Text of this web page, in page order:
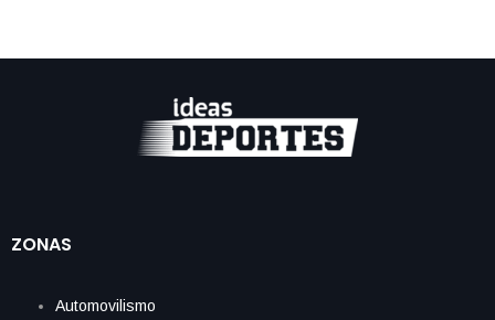
ZONAS
Automovilismo